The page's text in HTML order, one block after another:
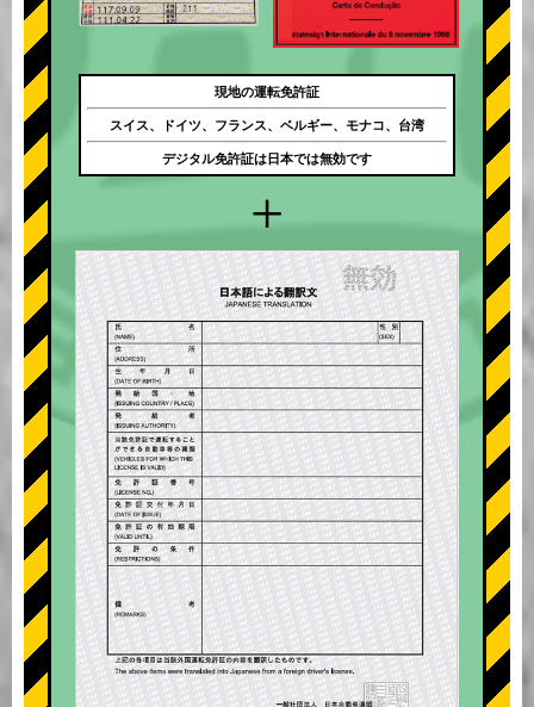
+
現地の運転免許証
スイス、ドイツ、フランス、ベルギー、モナコ、台湾
デジタル免許証は日本では無効です